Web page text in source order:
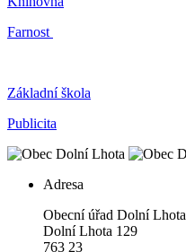
Farnost
Základní škola
Publicita
Adresa
Obecní úřad Dolní Lhota
Dolní Lhota 129
763 23